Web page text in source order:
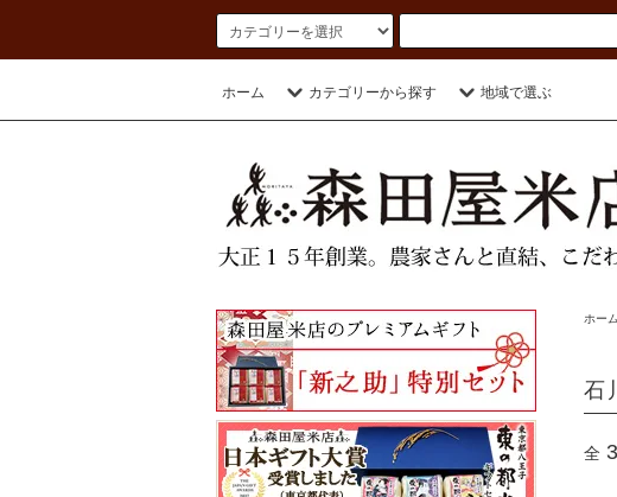
ホーム カテゴリーから探す 地域で選ぶ
ホーム
石
全 3